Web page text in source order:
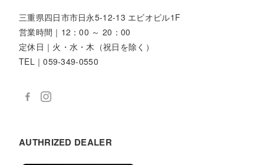
三重県四日市市日永5-12-13 エビオビル1F
営業時間｜12：00 ～ 20：00
定休日｜火・水・木（祝日を除く）
TEL｜059-349-0550
AUTHRIZED DEALER